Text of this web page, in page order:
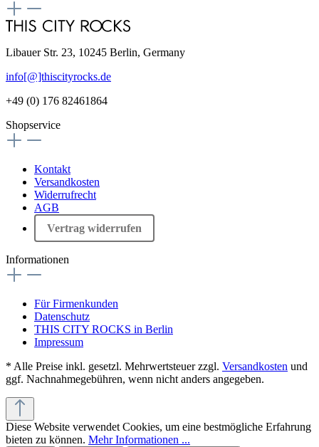
Libauer Str. 23, 10245 Berlin, Germany
info[@]thiscityrocks.de
+49 (0) 176 82461864
Shopservice
Kontakt
Versandkosten
Widerrufrecht
AGB
Vertrag widerrufen
Informationen
Für Firmenkunden
Datenschutz
THIS CITY ROCKS in Berlin
Impressum
* Alle Preise inkl. gesetzl. Mehrwertsteuer zzgl. Versandkosten und
ggf. Nachnahmegebühren, wenn nicht anders angegeben.
Diese Website verwendet Cookies, um eine bestmögliche Erfahrung
bieten zu können. Mehr Informationen ...